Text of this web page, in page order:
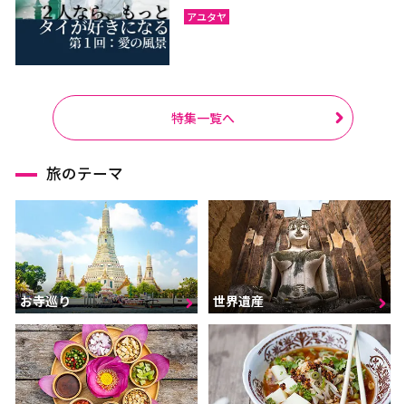
アユタヤ
特集一覧へ
旅のテーマ
お寺巡り 世界遺産